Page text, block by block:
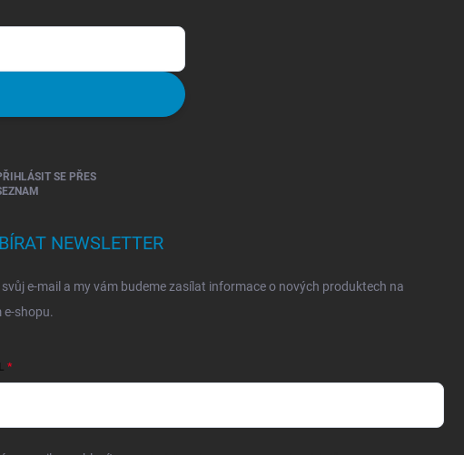
SE PŘES
NEWSLETTER
e-mail a my vám budeme zasílat informace o nových produktech na
e-shopu.